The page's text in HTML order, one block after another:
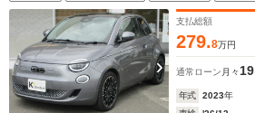
支払総額
279.8万円
通常ローン 月々
年式 2023年